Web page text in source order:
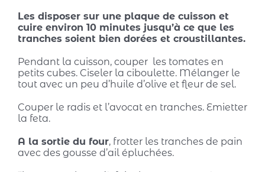
Les disposer sur une plaque de cuisson et
cuire environ 10 minutes jusqu’à ce que les
tranches soient bien dorées et croustillantes.
Pendant la cuisson, couper les tomates en
petits cubes. Ciseler la ciboulette. Mélanger le
tout avec un peu d’huile d’olive et fleur de sel.
Couper le radis et l’avocat en tranches. Emietter
la feta.
A la sortie du four, frotter les tranches de pain
avec des gousse d’ail épluchées.